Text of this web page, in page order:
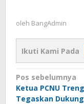
oleh BangAdmin
Ikuti Kami Pada
Navigasi
pos
Pos sebelumnya
Ketua PCNU
Tegaskan